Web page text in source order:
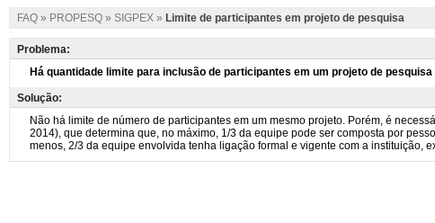
FAQ » PROPESQ » SIGPEX » Limite de participantes em projeto de pesquisa
Problema:
Solução: